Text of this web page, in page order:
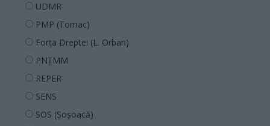
UDMR
PMP (Tomac)
Forța Dreptei (L. Orban)
PNȚMM
REPER
SENS
SOS (Șoșoacă)